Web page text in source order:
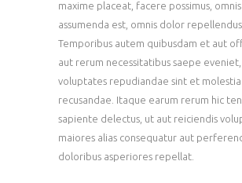
maxime placeat, facere possimus,
assumenda est, omnis dolor repellendus.
Temporibus autem quibusdam et aut
aut rerum necessitatibus saepe
voluptates repudiandae sint et
recusandae. Itaque earum rerum hic
sapiente delectus, ut aut reiciendis
maiores alias consequatur aut
doloribus asperiores repellat.